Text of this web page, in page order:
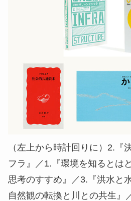
（左上から時計回りに）2.『
フラ』／1.『環境を知るとは
思考のすすめ』／3.『洪水と
自然観の転換と川との共生』